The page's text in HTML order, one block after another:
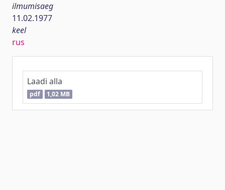
ilmumisaeg
11.02.1977
keel
rus
Laadi alla
pdf 1,02 MB